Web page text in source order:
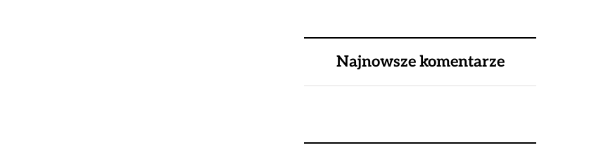
Najnowsze komentarze